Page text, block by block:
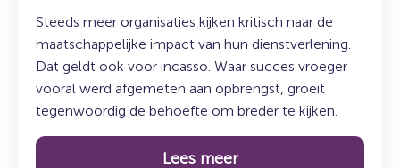
Steeds meer organisaties kijken kritisch naar de
maatschappelijke impact van hun dienstverlening.
Dat geldt ook voor incasso. Waar succes vroeger
vooral werd afgemeten aan opbrengst, groeit
tegenwoordig de behoefte om breder te kijken.
Lees meer